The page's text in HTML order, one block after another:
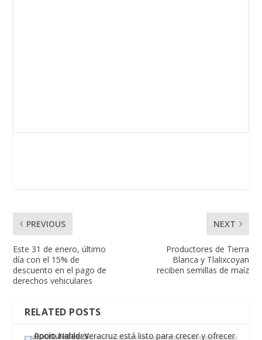
PREVIOUS
Este 31 de enero, último
día con el 15% de
descuento en el pago de
derechos vehiculares
NEXT
Productores de Tierra
Blanca y Tlalixcoyan
reciben semillas de maíz
RELATED POSTS